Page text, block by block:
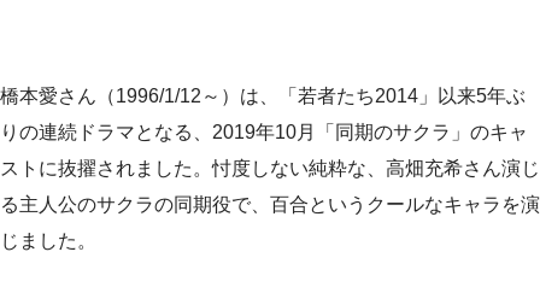
橋本愛さん（1996/1/12～）は、「若者たち2014」以来5年ぶ
りの連続ドラマとなる、2019年10月「同期のサクラ」のキャ
ストに抜擢されました。忖度しない純粋な、高畑充希さん演じ
る主人公のサクラの同期役で、百合というクールなキャラを演
じました。